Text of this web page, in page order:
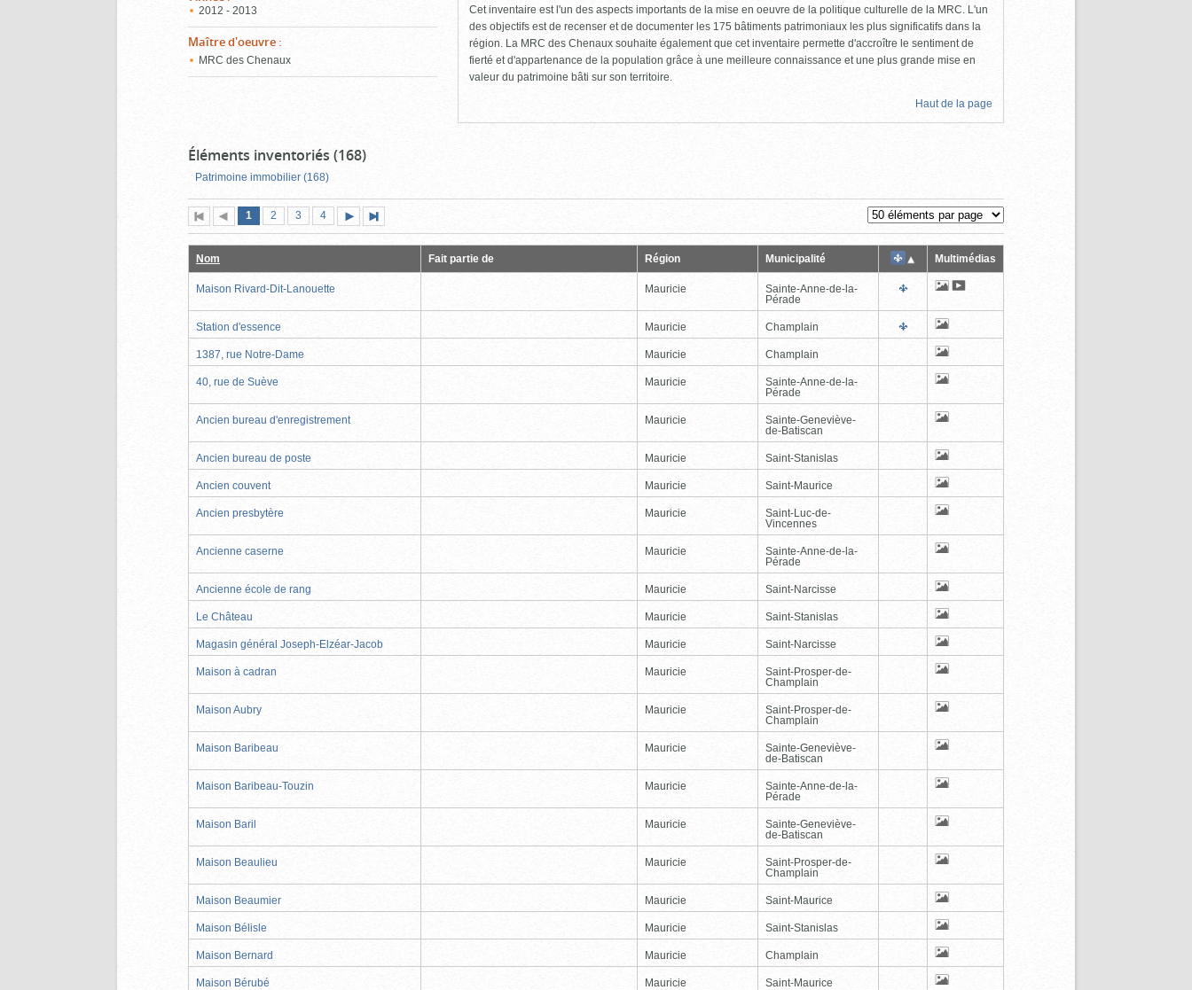
2012 - 2013
Maître d'oeuvre :
MRC des Chenaux
Cet inventaire est l'un des aspects importants de la mise en oeuvre de la politique culturelle de la MRC. L'un
des objectifs est de recenser et de documenter les 175 bâtiments patrimoniaux les plus significatifs dans la
région. La MRC des Chenaux souhaite également que cet inventaire permette d'accroître le sentiment de
fierté et d'appartenance de la population grâce à une meilleure connaissance et une plus grande mise en
valeur du patrimoine bâti sur son territoire.
Haut de la page
Éléments inventoriés (168)
Patrimoine immobilier (168)
Première
page
Page
précédente
Page
1 (page
actuelle)
Page
2 Page
3 Page
4
suivante
page
Nom Fait partie de Région Municipalité Multimédias
Maison Rivard-Dit-Lanouette Mauricie
Sainte-Anne-de-la-
Pérade
Station d'essence Mauricie Champlain
1387, rue Notre-Dame Mauricie Champlain
40, rue de Suève Mauricie
Sainte-Anne-de-la-
Pérade
Ancien bureau d'enregistrement Mauricie
Sainte-Geneviève-
de-Batiscan
Ancien bureau de poste Mauricie Saint-Stanislas
Ancien couvent Mauricie Saint-Maurice
Ancien presbytère Mauricie
Saint-Luc-de-
Vincennes
Ancienne caserne Mauricie
Sainte-Anne-de-la-
Pérade
Ancienne école de rang Mauricie Saint-Narcisse
Le Château Mauricie Saint-Stanislas
Magasin général Joseph-Elzéar-Jacob Mauricie Saint-Narcisse
Maison à cadran Mauricie
Saint-Prosper-de-
Champlain
Maison Aubry Mauricie
Saint-Prosper-de-
Champlain
Maison Baribeau Mauricie
Sainte-Geneviève-
de-Batiscan
Maison Baribeau-Touzin Mauricie
Sainte-Anne-de-la-
Pérade
Maison Baril Mauricie
Sainte-Geneviève-
de-Batiscan
Maison Beaulieu Mauricie
Saint-Prosper-de-
Champlain
Maison Beaumier Mauricie Saint-Maurice
Maison Bélisle Mauricie Saint-Stanislas
Maison Bernard Mauricie Champlain
Maison Bérubé Mauricie Saint-Maurice